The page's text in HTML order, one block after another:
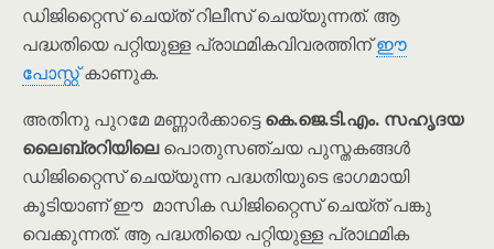
ഡിജിറ്റൈസ് ചെയ്ത് റിലീസ് ചെയ്യുന്നത്. ആ
പദ്ധതിയെ പറ്റിയുള്ള പ്രാഥമികവിവരത്തിന്ഈ
പോസ്റ്റ്കാണുക.
അതിനു പുറമേ മണ്ണാർക്കാട്ടെകെ.ജെ.ടി.എം. സഹൃദയ
ലൈബ്രറിയിലെപൊതുസഞ്ചയ പുസ്തകങ്ങൾ
ഡിജിറ്റൈസ് ചെയ്യുന്ന പദ്ധതിയുടെ ഭാഗമായി
കൂടിയാണ് ഈ മാസിക ഡിജിറ്റൈസ് ചെയ്ത് പങ്കു
വെക്കുന്നത്. ആ പദ്ധതിയെ പറ്റിയുള്ള പ്രാഥമിക